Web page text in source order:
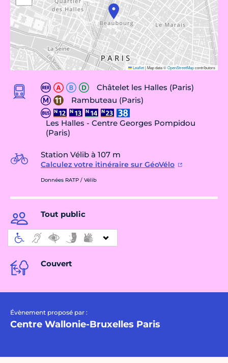
Leaflet|Map data ©OpenStreetMapcontributors
Châtelet les Halles (Paris)
Rambuteau (Paris)
Les Halles - Centre Georges Pompidou
(Paris)
Station Vélib à 107 m
Calculez votre itinéraire sur GéoVélo
Données RATP / Vélib
Tout public
Couvert
Évènement proposé par :
Centre Wallonie-Bruxelles Paris